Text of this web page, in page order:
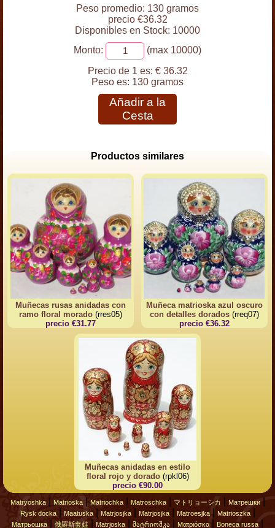
Peso promedio: 130 gramos
precio €36.32
Disponibles en Stock: 10000
Monto:
(max 10000)
Precio de 1 es: € 36.32
Peso es: 130 gramos
Añadir a la
Cesta
Productos similares
Muñecas rusas anidadas con
ramo floral morado (rres05)
precio €31.77
Muñeca matrioska azul oscuro
con detalles dorados(rreq07)
precio €36.32
Muñecas anidadas en estilo
floral rojo y dorado(rpkl06)
precio €90.00
Matryoshka| Matrioska| Matriochka| Matroschka| マトリョーシカ Матрешки|
Rysk docka| Maatuska| Matrjosjka| Matrjosjka| Matroesjka| Matrioszka|
Матрьошка 俄羅斯套娃 Matrjoska მატრიოშკა Ματριόσκα Boneca russa